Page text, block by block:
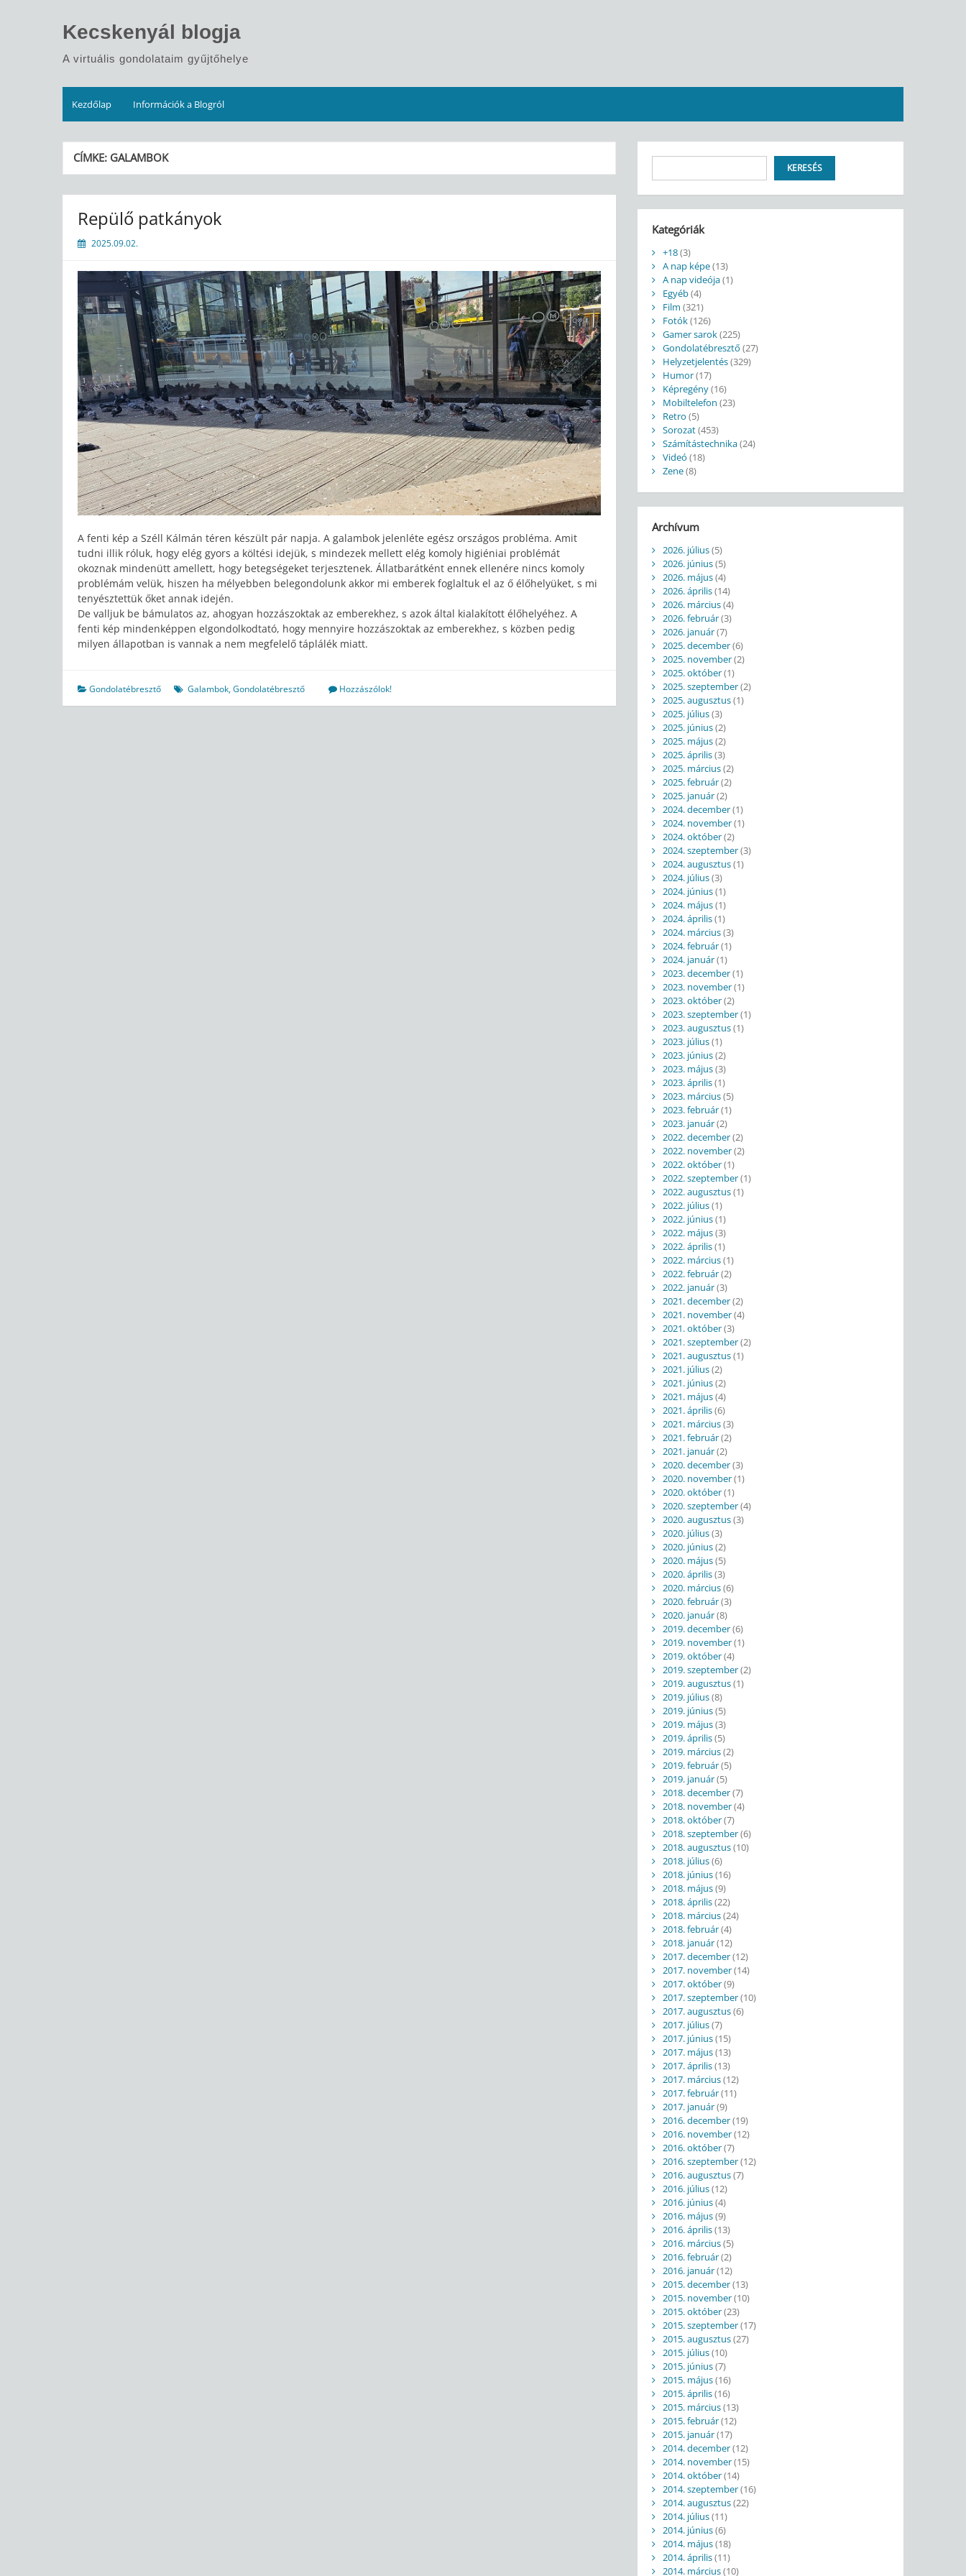
Kecskenyál blogja
A virtuális gondolataim gyűjtőhelye
Kezdőlap Információk a Blogról
CÍMKE: GALAMBOK
Repülő patkányok
2025.09.02.
A fenti kép a Széll Kálmán téren készült pár napja. A galambok jelenléte egész országos probléma. Amit
tudni illik róluk, hogy elég gyors a költési idejük, s mindezek mellett elég komoly higiéniai problémát
okoznak mindenütt amellett, hogy betegségeket terjesztenek. Állatbarátként ennek ellenére nincs komoly
problémám velük, hiszen ha mélyebben belegondolunk akkor mi emberek foglaltuk el az ő élőhelyüket, s mi
tenyésztettük őket annak idején.
De valljuk be bámulatos az, ahogyan hozzászoktak az emberekhez, s azok által kialakított élőhelyéhez. A
fenti kép mindenképpen elgondolkodtató, hogy mennyire hozzászoktak az emberekhez, s közben pedig
milyen állapotban is vannak a nem megfelelő táplálék miatt.
Gondolatébresztő Galambok,Gondolatébresztő Hozzászólok!
KERESÉS
Kategóriák
+18(3)
A nap képe(13)
A nap videója(1)
Egyéb(4)
Film (321)
Fotók(126)
Gamer sarok(225)
Gondolatébresztő (27)
Helyzetjelentés(329)
Humor(17)
Képregény(16)
Mobiltelefon (23)
Retro (5)
Sorozat(453)
Számítástechnika(24)
Videó (18)
Zene(8)
Archívum
2026. július(5)
2026. június(5)
2026. május(4)
2026. április(14)
2026. március(4)
2026. február(3)
2026. január(7)
2025. december(6)
2025. november(2)
2025. október(1)
2025. szeptember(2)
2025. augusztus(1)
2025. július(3)
2025. június(2)
2025. május(2)
2025. április(3)
2025. március(2)
2025. február(2)
2025. január(2)
2024. december(1)
2024. november(1)
2024. október(2)
2024. szeptember(3)
2024. augusztus(1)
2024. július(3)
2024. június(1)
2024. május(1)
2024. április(1)
2024. március(3)
2024. február(1)
2024. január(1)
2023. december(1)
2023. november(1)
2023. október(2)
2023. szeptember(1)
2023. augusztus(1)
2023. július(1)
2023. június(2)
2023. május(3)
2023. április(1)
2023. március(5)
2023. február(1)
2023. január(2)
2022. december(2)
2022. november(2)
2022. október(1)
2022. szeptember(1)
2022. augusztus(1)
2022. július(1)
2022. június(1)
2022. május(3)
2022. április(1)
2022. március(1)
2022. február(2)
2022. január(3)
2021. december(2)
2021. november(4)
2021. október(3)
2021. szeptember(2)
2021. augusztus(1)
2021. július(2)
2021. június(2)
2021. május(4)
2021. április(6)
2021. március(3)
2021. február(2)
2021. január(2)
2020. december(3)
2020. november(1)
2020. október(1)
2020. szeptember(4)
2020. augusztus(3)
2020. július(3)
2020. június(2)
2020. május(5)
2020. április(3)
2020. március(6)
2020. február(3)
2020. január(8)
2019. december(6)
2019. november(1)
2019. október(4)
2019. szeptember(2)
2019. augusztus(1)
2019. július(8)
2019. június(5)
2019. május(3)
2019. április(5)
2019. március(2)
2019. február(5)
2019. január(5)
2018. december(7)
2018. november(4)
2018. október(7)
2018. szeptember(6)
2018. augusztus(10)
2018. július(6)
2018. június(16)
2018. május(9)
2018. április(22)
2018. március(24)
2018. február(4)
2018. január(12)
2017. december(12)
2017. november(14)
2017. október(9)
2017. szeptember(10)
2017. augusztus(6)
2017. július(7)
2017. június(15)
2017. május(13)
2017. április(13)
2017. március(12)
2017. február(11)
2017. január(9)
2016. december(19)
2016. november(12)
2016. október(7)
2016. szeptember(12)
2016. augusztus(7)
2016. július(12)
2016. június(4)
2016. május(9)
2016. április(13)
2016. március(5)
2016. február(2)
2016. január(12)
2015. december(13)
2015. november(10)
2015. október(23)
2015. szeptember(17)
2015. augusztus(27)
2015. július(10)
2015. június(7)
2015. május(16)
2015. április(16)
2015. március(13)
2015. február(12)
2015. január(17)
2014. december(12)
2014. november(15)
2014. október(14)
2014. szeptember(16)
2014. augusztus(22)
2014. július(11)
2014. június(6)
2014. május(18)
2014. április(11)
2014. március(10)